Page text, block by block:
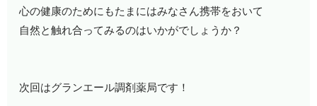
心の健康のためにもたまにはみなさん携帯をおいて
自然と触れ合ってみるのはいかがでしょうか？
次回はグランエール調剤薬局です！